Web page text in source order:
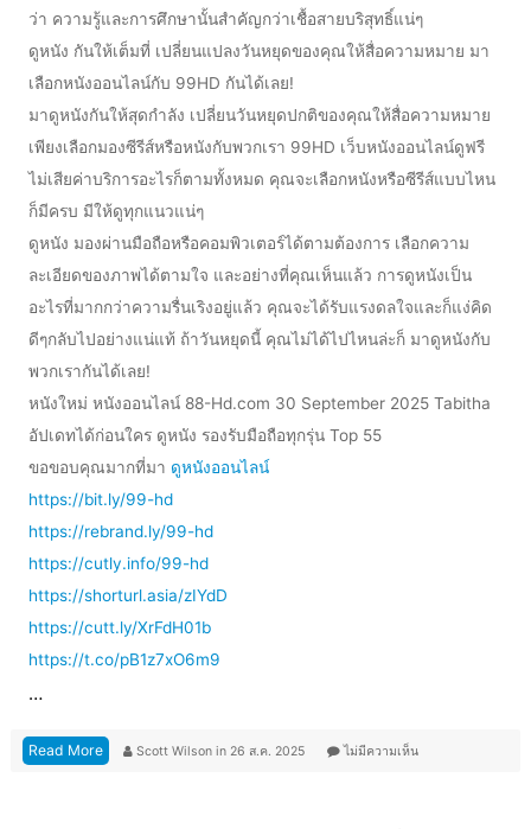
ว่า ความรู้และการศึกษานั้นสำคัญกว่าเชื้อสายบริสุทธิ์แน่ๆ
ดูหนัง กันให้เต็มที่ เปลี่ยนแปลงวันหยุดของคุณให้สื่อความหมาย มา
เลือกหนังออนไลน์กับ 99HD กันได้เลย!
มาดูหนังกันให้สุดกำลัง เปลี่ยนวันหยุดปกติของคุณให้สื่อความหมาย
เพียงเลือกมองซีรีส์หรือหนังกับพวกเรา 99HD เว็บหนังออนไลน์ดูฟรี
ไม่เสียค่าบริการอะไรก็ตามทั้งหมด คุณจะเลือกหนังหรือซีรีส์แบบไหน
ก็มีครบ มีให้ดูทุกแนวแน่ๆ
ดูหนัง มองผ่านมือถือหรือคอมพิวเตอร์ได้ตามต้องการ เลือกความ
ละเอียดของภาพได้ตามใจ และอย่างที่คุณเห็นแล้ว การดูหนังเป็น
อะไรที่มากกว่าความรื่นเริงอยู่แล้ว คุณจะได้รับแรงดลใจและก็แง่คิด
ดีๆกลับไปอย่างแน่แท้ ถ้าวันหยุดนี้ คุณไม่ได้ไปไหนล่ะก็ มาดูหนังกับ
พวกเรากันได้เลย!
หนังใหม่ หนังออนไลน์ 88-Hd.com 30 September 2025 Tabitha
อัปเดทได้ก่อนใคร ดูหนัง รองรับมือถือทุกรุ่น Top 55
ขอขอบคุณมากที่มา ดูหนังออนไลน์
https://bit.ly/99-hd
https://rebrand.ly/99-hd
https://cutly.info/99-hd
https://shorturl.asia/zIYdD
https://cutt.ly/XrFdH01b
https://t.co/pB1z7xO6m9
…
Read More Scott Wilson in 26 ส.ค. 2025 ไม่มีความเห็น